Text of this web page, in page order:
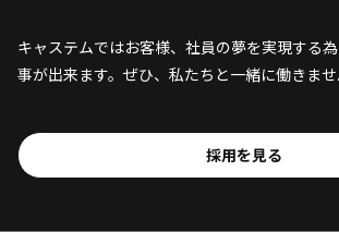
キャステムではお客様、社員の夢を実現する
事が出来ます。ぜひ、私たちと一緒に働きませ
採用を見る